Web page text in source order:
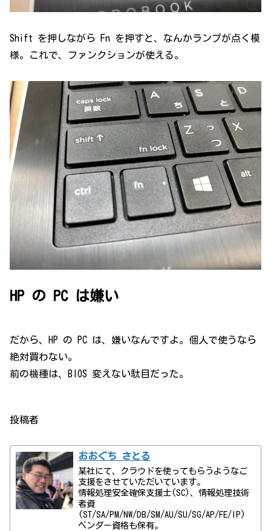
Shift を押しながら Fn を押すと、なんかランプが点く模
様。これで、ファンクションが使える。
HP の PC は嫌い
だから、HP の PC は、嫌いなんですよ。個人で使うなら
絶対買わない。
前の機種は、BIOS 変えない駄目だった。
投稿者
おおぐち さとる
某社にて、クラウドを使ってもらうようなご
支援をさせていただいています。
情報処理安全確保支援士(SC)、情報処理技術
者資
(ST/SA/PM/NW/DB/SM/AU/SU/SG/AP/FE/IP)
ベンダー資格も保有。